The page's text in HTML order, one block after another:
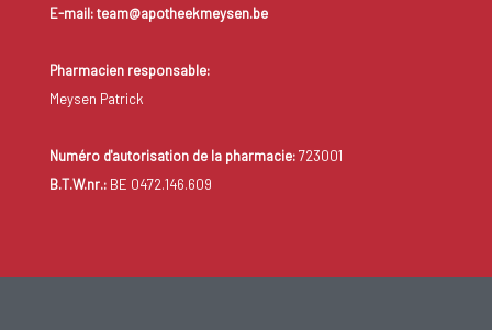
E-mail: team@apotheekmeysen.be
Pharmacien responsable:
Meysen Patrick
Numéro d'autorisation de la pharmacie:723001
B.T.W.nr.:BE 0472.146.609